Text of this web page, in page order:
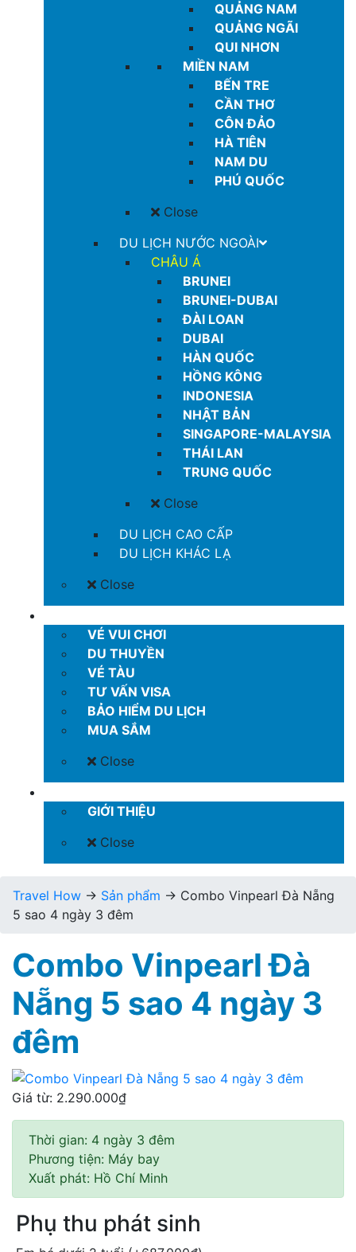
QUẢNG NAM
QUẢNG NGÃI
QUI NHƠN
MIỀN NAM
BẾN TRE
CẦN THƠ
CÔN ĐẢO
HÀ TIÊN
NAM DU
PHÚ QUỐC
Close
DU LỊCH NƯỚC NGOÀI
CHÂU Á
BRUNEI
BRUNEI-DUBAI
ĐÀI LOAN
DUBAI
HÀN QUỐC
HỒNG KÔNG
INDONESIA
NHẬT BẢN
SINGAPORE-MALAYSIA
THÁI LAN
TRUNG QUỐC
Close
DU LỊCH CAO CẤP
DU LỊCH KHÁC LẠ
Close
VÉ VUI CHƠI
DU THUYỀN
VÉ TÀU
TƯ VẤN VISA
BẢO HIỂM DU LỊCH
MUA SẮM
Close
GIỚI THIỆU
Close
Travel How → Sản phẩm → Combo Vinpearl Đà Nẵng
5 sao 4 ngày 3 đêm
Combo Vinpearl Đà
Nẵng 5 sao 4 ngày 3
đêm
Giá từ: 2.290.000₫
Thời gian: 4 ngày 3 đêm
Phương tiện: Máy bay
Xuất phát: Hồ Chí Minh
Phụ thu phát sinh